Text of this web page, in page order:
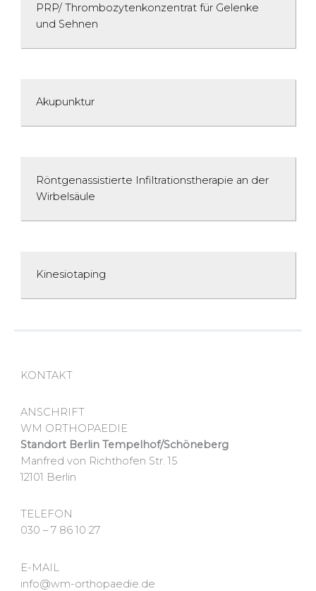
PRP/ Thrombozytenkonzentrat für Gelenke
und Sehnen
Akupunktur
Röntgen­assistierte Infiltrationstherapie an der
Wirbelsäule
Kinesiotaping
KONTAKT
ANSCHRIFT
WM ORTHOPAEDIE
Standort Berlin Tempelhof/Schöneberg
Manfred von Richthofen Str. 15
12101 Berlin
TELEFON
030 – 7 86 10 27
E-MAIL
info@wm-orthopaedie.de